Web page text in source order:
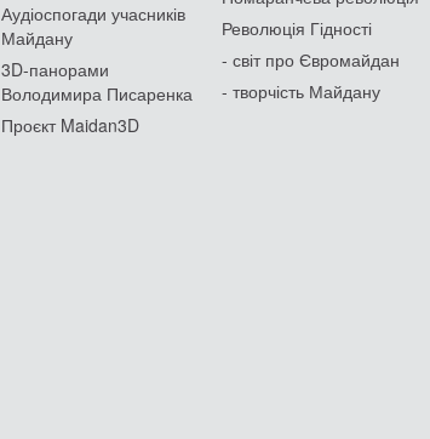
Аудіоспогади учасників
Майдану
3D-панорами
Володимира Писаренка
Проєкт Maidan3D
Революція Гідності
- світ про Євромайдан
- творчість Майдану